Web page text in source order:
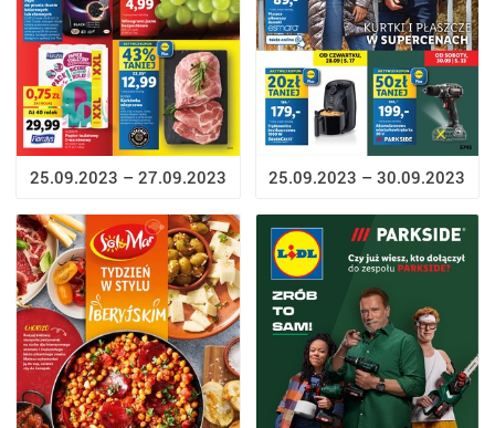
25.09.2023 – 27.09.2023 25.09.2023 – 30.09.2023